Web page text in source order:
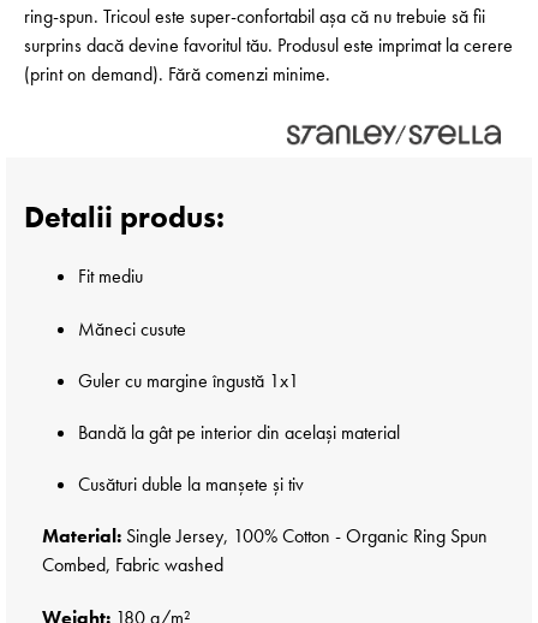
ring-spun. Tricoul este super-confortabil așa că nu trebuie să fii
surprins dacă devine favoritul tău. Produsul este imprimat la cerere
(print on demand). Fără comenzi minime.
Detalii produs:
Fit mediu
Măneci cusute
Guler cu margine îngustă 1x1
Bandă la gât pe interior din același material
Cusături duble la manșete și tiv
Material: Single Jersey, 100% Cotton - Organic Ring Spun
Combed, Fabric washed
Weight: 180 g/m²